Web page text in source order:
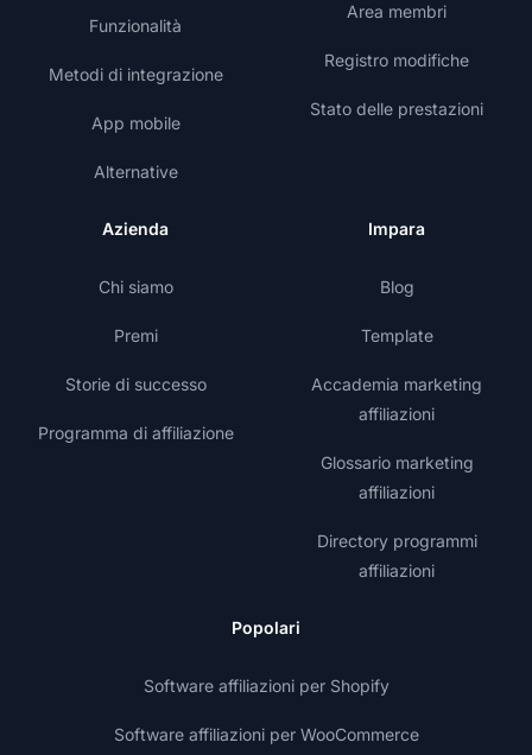
Funzionalità
Metodi di integrazione
App mobile
Alternative
Area membri
Registro modifiche
Stato delle prestazioni
Azienda
Chi siamo
Premi
Storie di successo
Programma di affiliazione
Impara
Blog
Template
Accademia marketing
affiliazioni
Glossario marketing
affiliazioni
Directory programmi
affiliazioni
Popolari
Software affiliazioni per Shopify
Software affiliazioni per WooCommerce